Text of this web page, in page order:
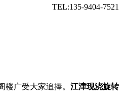
TEL:135-9404-7521
广受大家追捧。 江津现浇旋转